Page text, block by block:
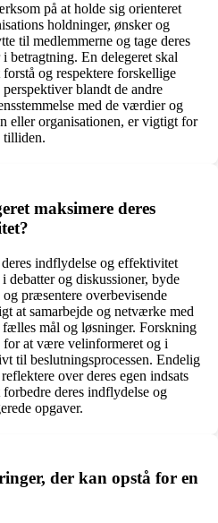
på at holde sig orienteret
holdninger, ønsker og
til medlemmerne og tage deres
betragtning. En delegeret skal
og respektere forskellige
blandt de andre
med de værdier og
eller organisationen, er vigtigt for
tilliden.
maksimere deres
indflydelse og effektivitet
og diskussioner, byde
præsentere overbevisende
at samarbejde og netværke med
fælles mål og løsninger. Forskning
for at være velinformeret og i
til beslutningsprocessen. Endelig
over deres egen indsats
deres indflydelse og
opgaver.
der kan opstå for en